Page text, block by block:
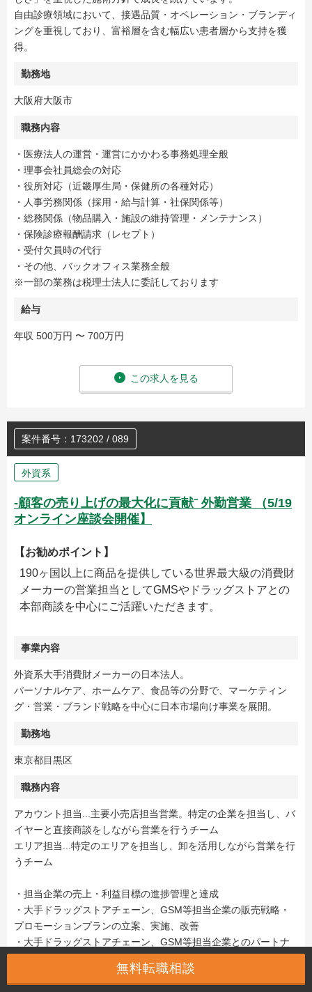
自由診療領域において、接遇品質・オペレーション・ブランディ
ングを重視しており、富裕層を含む幅広い患者層から支持を獲
得。
勤務地
大阪府大阪市
職務内容
・医療法人の運営・運営にかかわる事務処理全般
・理事会社員総会の対応
・役所対応（近畿厚生局・保健所の各種対応）
・人事労務関係（採用・給与計算・社保関係等）
・総務関係（物品購入・施設の維持管理・メンテナンス）
・保険診療報酬請求（レセプト）
・受付欠員時の代行
・その他、バックオフィス業務全般
※一部の業務は税理士法人に委託しております
給与
年収 500万円 〜 700万円
この求人を見る
案件番号：173202 / 089
外資系
‐顧客の売り上げの最大化に貢献⁻ 外勤営業 （5/19
オンライン座談会開催】
【お勧めポイント】
190ヶ国以上に商品を提供している世界最大級の消費財
メーカーの営業担当としてGMSやドラッグストアとの
本部商談を中心にご活躍いただきます。
事業内容
外資系大手消費財メーカーの日本法人。
パーソナルケア、ホームケア、食品等の分野で、マーケティン
グ・営業・ブランド戦略を中心に日本市場向け事業を展開。
勤務地
東京都目黒区
職務内容
アカウント担当...主要小売店担当営業。特定の企業を担当し、バ
イヤーと直接商談をしながら営業を行うチーム
エリア担当...特定のエリアを担当し、卸を活用しながら営業を行
うチーム
・担当企業の売上・利益目標の進捗管理と達成
・大手ドラッグストアチェーン、GSM等担当企業の販売戦略・
プロモーションプランの立案、実施、改善
・大手ドラッグストアチェーン、GSM等担当企業とのパートナ
・チーム内の各ファンクションとの連携
無料転職相談